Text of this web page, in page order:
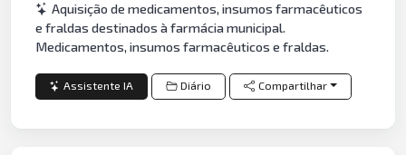
Aquisição de medicamentos, insumos farmacêuticos
e fraldas destinados à farmácia municipal.
Medicamentos, insumos farmacêuticos e fraldas.
Assistente IA Diário Compartilhar